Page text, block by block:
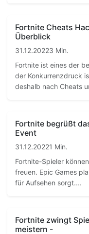
Fortnite Cheats
Überblick
31.12.20223 Min.
Fortnite ist eines der
der Konkurrenzdruck
deshalb nach Cheats
Fortnite begrüßt
Event
31.12.20221 Min.
Fortnite-Spieler
freuen. Epic Games
für Aufsehen sorgt....
Fortnite zwingt
meistern -